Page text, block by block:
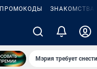
ПРОМОКОДЫ ЗНАКОМСТВА
Мэрия требует